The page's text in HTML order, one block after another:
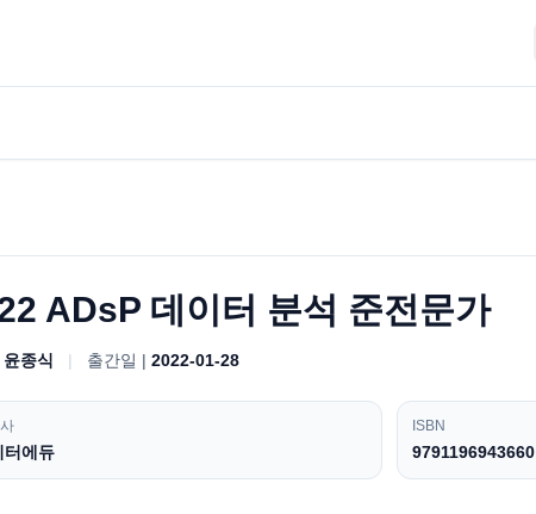
ADsP 데이터 분석 준전문가
윤종식 | 출간일 |2022-01-28
터에듀
ISBN
9791196943660